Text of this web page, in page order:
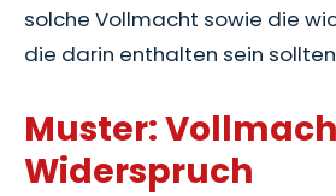
solche Vollmacht sowie die
die darin enthalten sein
Muster:
Widerspruch